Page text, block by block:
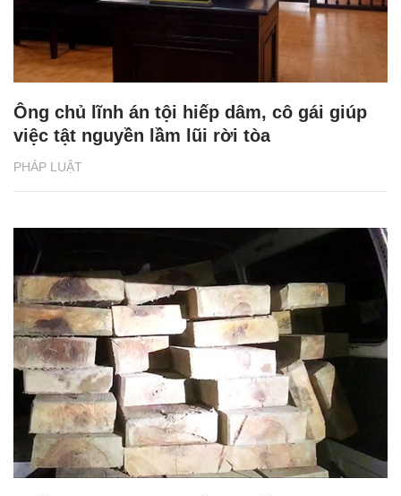
PHÁP LUẬT
Ông chủ lĩnh án tội hiếp dâm, cô gái giúp
việc tật nguyền lầm lũi rời tòa